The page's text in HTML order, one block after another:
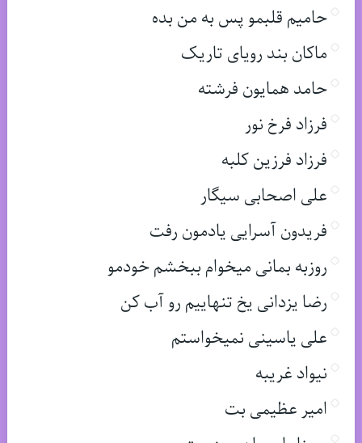
حامیم قلبمو پس به من بده
ماکان بند رویای تاریک
حامد همایون فرشته
فرزاد فرخ نور
فرزاد فرزین کلبه
علی اصحابی سیگار
فریدون آسرایی یادمون رفت
روزبه بمانی میخوام ببخشم خودمو
رضا یزدانی یخ تنهاییم رو آب کن
علی یاسینی نمیخواستم
نیواد غریبه
امیر عظیمی بت